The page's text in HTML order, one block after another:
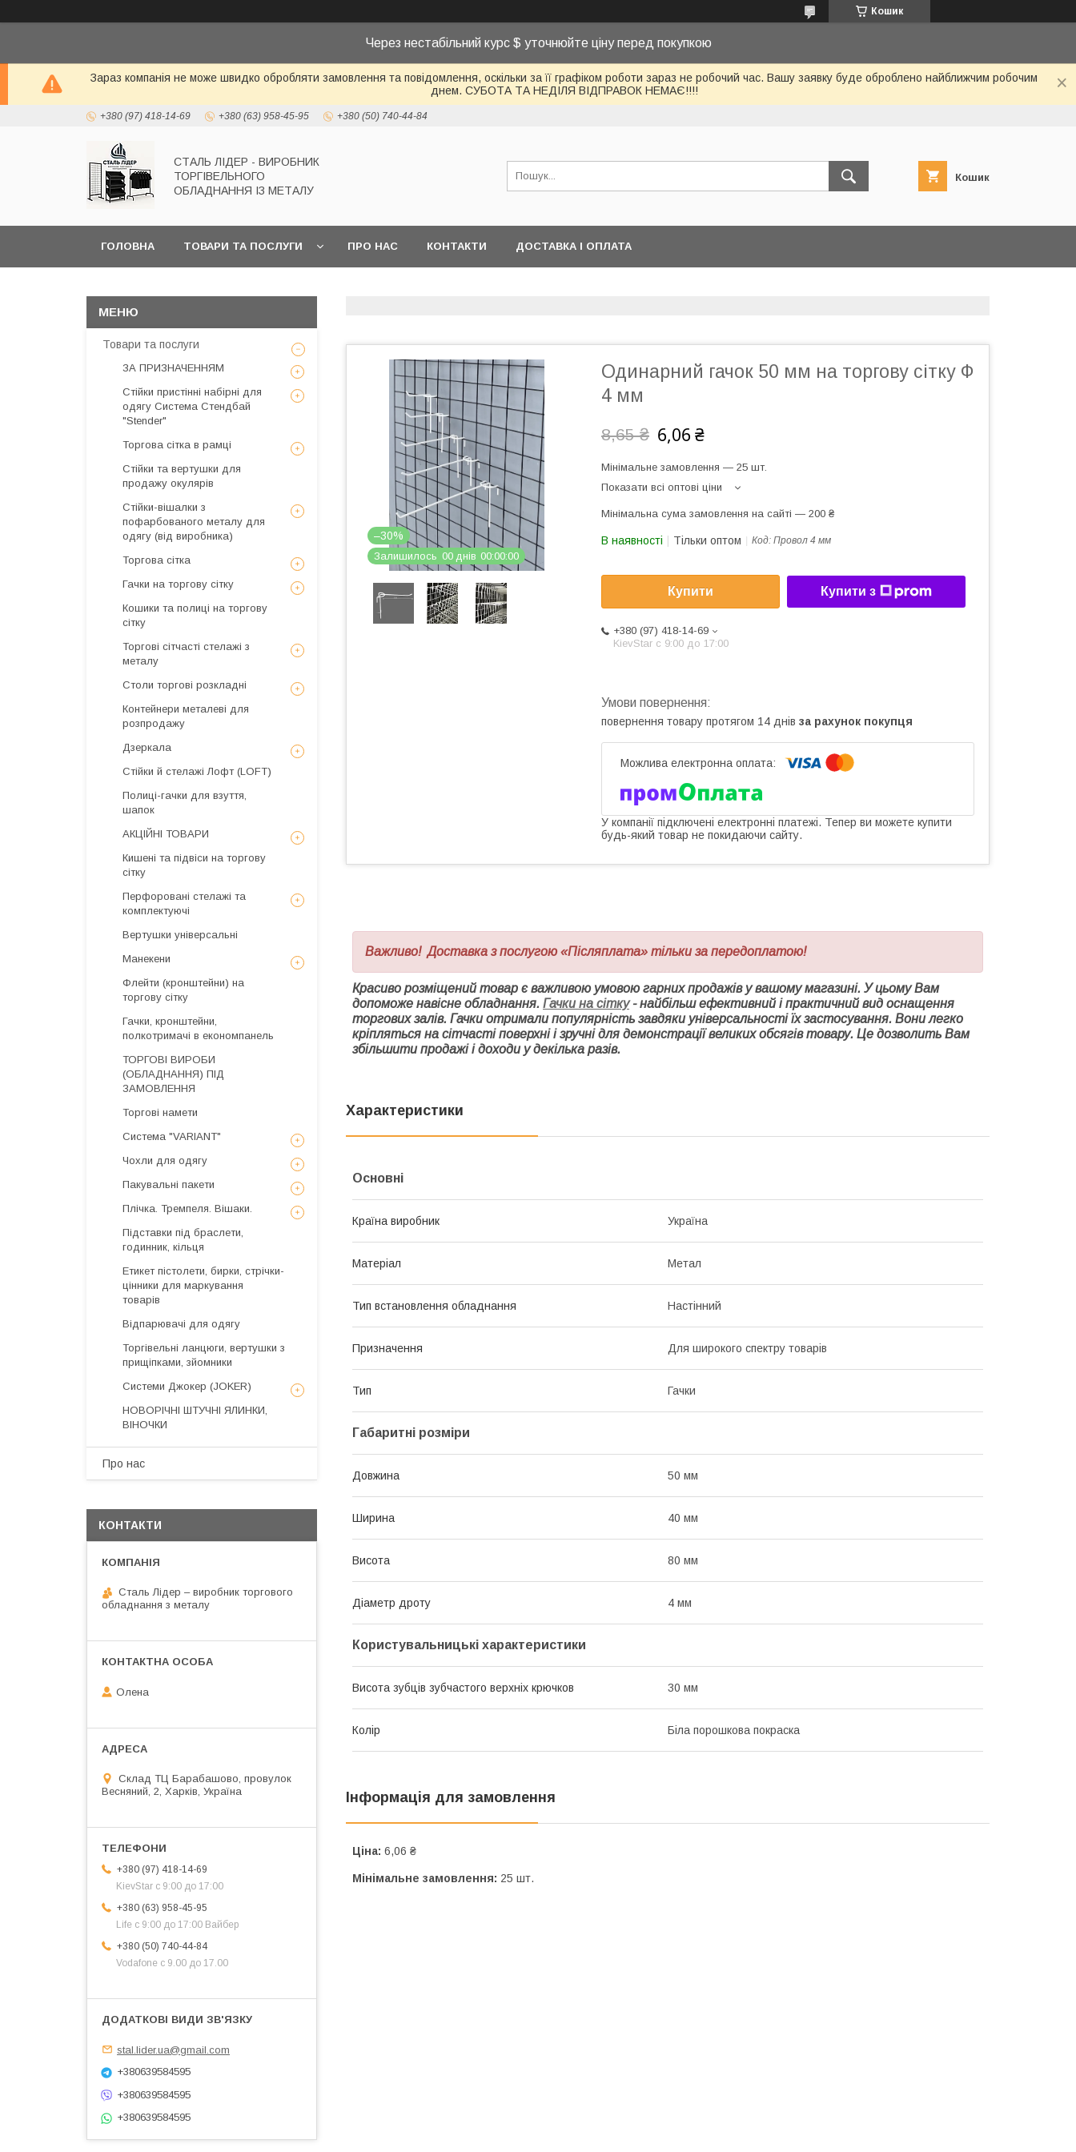
Кошик
Через нестабільний курс $ уточнюйте ціну перед покупкою
Зараз компанія не може швидко обробляти замовлення та повідомлення, оскільки за її графіком роботи зараз не робочий час. Вашу заявку буде оброблено найближчим робочим
днем. СУБОТА ТА НЕДІЛЯ ВІДПРАВОК НЕМАЄ!!!!
+380 (97) 418-14-69 +380 (63) 958-45-95 +380 (50) 740-44-84
СТАЛЬ ЛІДЕР - ВИРОБНИК
ТОРГІВЕЛЬНОГО
ОБЛАДНАННЯ ІЗ МЕТАЛУ
Кошик
ГОЛОВНА ТОВАРИ ТА ПОСЛУГИ ПРО НАС КОНТАКТИ ДОСТАВКА І ОПЛАТА
–30%
Залишилось 00 днів 00 00 00
Одинарний гачок 50 мм на торгову сітку Ф
4 мм
8,65 ₴ 6,06 ₴
Мінімальне замовлення — 25 шт.
Показати всі оптові ціни
Мінімальна сума замовлення на сайті — 200 ₴
В наявності Тільки оптом Код: Провол 4 мм
Купити Купити з
+380 (97) 418-14-69
KievStar с 9:00 до 17:00
повернення товару протягом 14 днів за рахунок покупця
У компанії підключені електронні платежі. Тепер ви можете купити
будь-який товар не покидаючи сайту.
Важливо! Доставка з послугою «Післяплата» тільки за передоплатою!
Красиво розміщений товар є важливою умовою гарних продажів у вашому магазині. У цьому Вам
допоможе навісне обладнання. Гачки на сітку- найбільш ефективний і практичний вид оснащення
торгових залів. Гачки отримали популярність завдяки універсальності їх застосування. Вони легко
кріпляться на сітчасті поверхні і зручні для демонстрації великих обсягів товару. Це дозволить Вам
збільшити продажі і доходи у декілька разів.
Характеристики
Основні
Країна виробник Україна
Матеріал Метал
Тип встановлення обладнання Настінний
Призначення Для широкого спектру товарів
Тип Гачки
Габаритні розміри
Довжина 50 мм
Ширина 40 мм
Висота 80 мм
Діаметр дроту 4 мм
Користувальницькі характеристики
Висота зубців зубчастого верхніх крючков 30 мм
Колір Біла порошкова покраска
Інформація для замовлення
Ціна: 6,06 ₴
Мінімальне замовлення: 25 шт.
Товари та послуги
ЗА ПРИЗНАЧЕННЯМ
Стійки пристінні набірні для
одягу Система Стендбай
"Stender"
Торгова сітка в рамці
Стійки та вертушки для
продажу окулярів
Стійки-вішалки з
пофарбованого металу для
одягу (від виробника)
Торгова сітка
Гачки на торгову сітку
Кошики та полиці на торгову
сітку
Торгові сітчасті стелажі з
металу
Столи торгові розкладні
Контейнери металеві для
розпродажу
Дзеркала
Стійки й стелажі Лофт (LOFT)
Полиці-гачки для взуття,
шапок
АКЦІЙНІ ТОВАРИ
Кишені та підвіси на торгову
сітку
Перфоровані стелажі та
комплектуючі
Вертушки універсальні
Манекени
Флейти (кронштейни) на
торгову сітку
Гачки, кронштейни,
полкотримачі в економпанель
ТОРГОВІ ВИРОБИ
(ОБЛАДНАННЯ) ПІД
ЗАМОВЛЕННЯ
Торгові намети
Система "VARIANT"
Чохли для одягу
Пакувальні пакети
Плічка. Тремпеля. Вішаки.
Підставки під браслети,
годинник, кільця
Етикет пістолети, бирки, стрічки-
цінники для маркування
товарів
Відпарювачі для одягу
Торгівельні ланцюги, вертушки з
прищіпками, зйомники
Системи Джокер (JOKER)
НОВОРІЧНІ ШТУЧНІ ЯЛИНКИ,
ВІНОЧКИ
Про нас
КОНТАКТИ
Сталь Лідер – виробник торгового
обладнання з металу
Олена
Склад ТЦ Барабашово, провулок
Весняний, 2, Харків, Україна
+380 (97) 418-14-69
KievStar с 9:00 до 17:00
+380 (63) 958-45-95
Life с 9:00 до 17:00 Вайбер
+380 (50) 740-44-84
Vodafone с 9.00 до 17.00
stal.lider.ua@gmail.com
+380639584595
+380639584595
+380639584595